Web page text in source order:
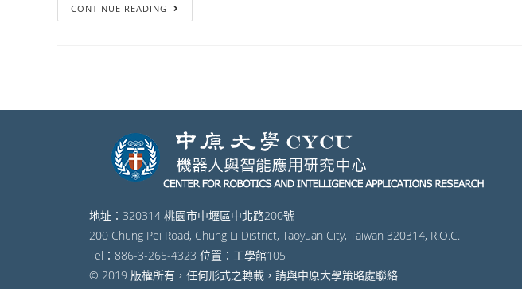
CONTINUE READING
地址：320314 桃園市中壢區中北路200號
200 Chung Pei Road, Chung Li District, Taoyuan City, Taiwan 320314, R.O.C.
Tel：886-3-265-4323 位置：工學館105
© 2019 版權所有，任何形式之轉載，請與中原大學策略處聯絡